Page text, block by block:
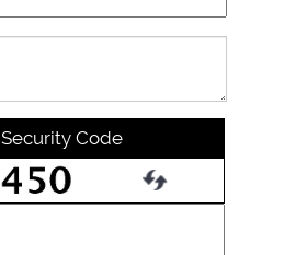
Security Code